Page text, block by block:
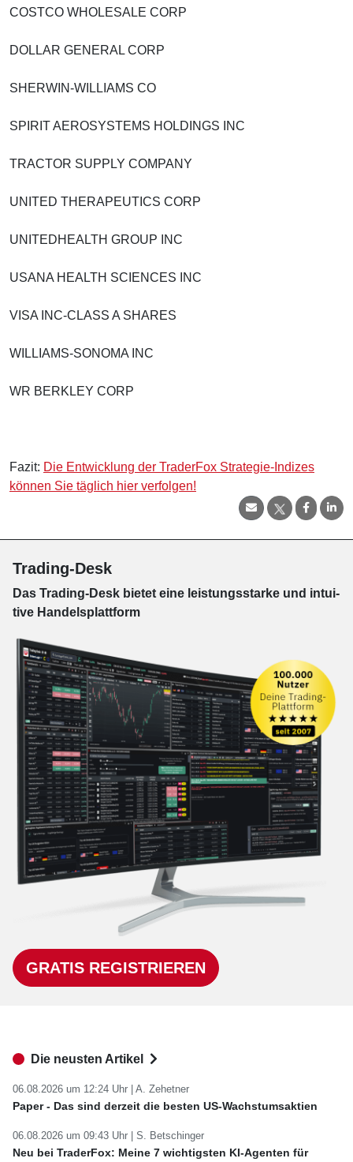
COSTCO WHOLESALE CORP
DOLLAR GENERAL CORP
SHERWIN-WILLIAMS CO
SPIRIT AEROSYSTEMS HOLDINGS INC
TRACTOR SUPPLY COMPANY
UNITED THERAPEUTICS CORP
UNITEDHEALTH GROUP INC
USANA HEALTH SCIENCES INC
VISA INC-CLASS A SHARES
WILLIAMS-SONOMA INC
WR BERKLEY CORP
Fazit: Die Entwicklung der TraderFox Strategie-Indizes
können Sie täglich hier verfolgen!
Trading-Desk
Das Trading-Desk bie­tet eine leis­tungs­star­ke und in­tui­
tive Han­dels­platt­form
GRATIS REGISTRIEREN
Die neusten Artikel
06.08.2026 um 12:24 Uhr | A. Zehetner
Paper - Das sind derzeit die besten US-Wachstumsaktien
06.08.2026 um 09:43 Uhr | S. Betschinger
Neu bei TraderFox: Meine 7 wichtigsten KI-Agenten für